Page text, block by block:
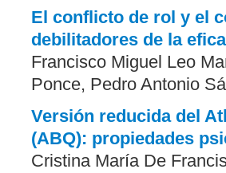
El conflicto de rol y el
debilitadores de la
Francisco Miguel Leo
Ponce, Pedro Antonio
Versión reducida del
(ABQ): propiedades
Cristina María De